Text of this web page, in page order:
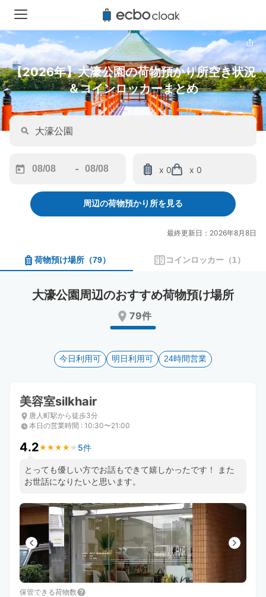
【2026年】大濠公園の荷物預かり所空き状況
＆コインロッカーまとめ
forward
interact
calendar
and
date.
the
keyboard
shortcuts
for
changing
dates.
-
backward
to
interact
calendar
and
a
date.
mark
key
the
keyboard
shortcuts
for
changing
dates.
x 0 x 0
周辺の荷物預かり所を見る
最終更新日：2026年8月8日
荷物預け場所 （79） コインロッカー （1）
大濠公園周辺のおすすめ荷物預け場所
79件
今日利用可 明日利用可 24時間営業
美容室silkhair
唐人町駅から徒歩3分
本日の営業時間 : 10:30〜21:00
4.2★ ★ ★ ★ ★
★ ★ ★ ★ ★ 5件
とっても優しい方でお話もできて嬉しかったです！ また
お世話になりたいと思います。
保管できる荷物数